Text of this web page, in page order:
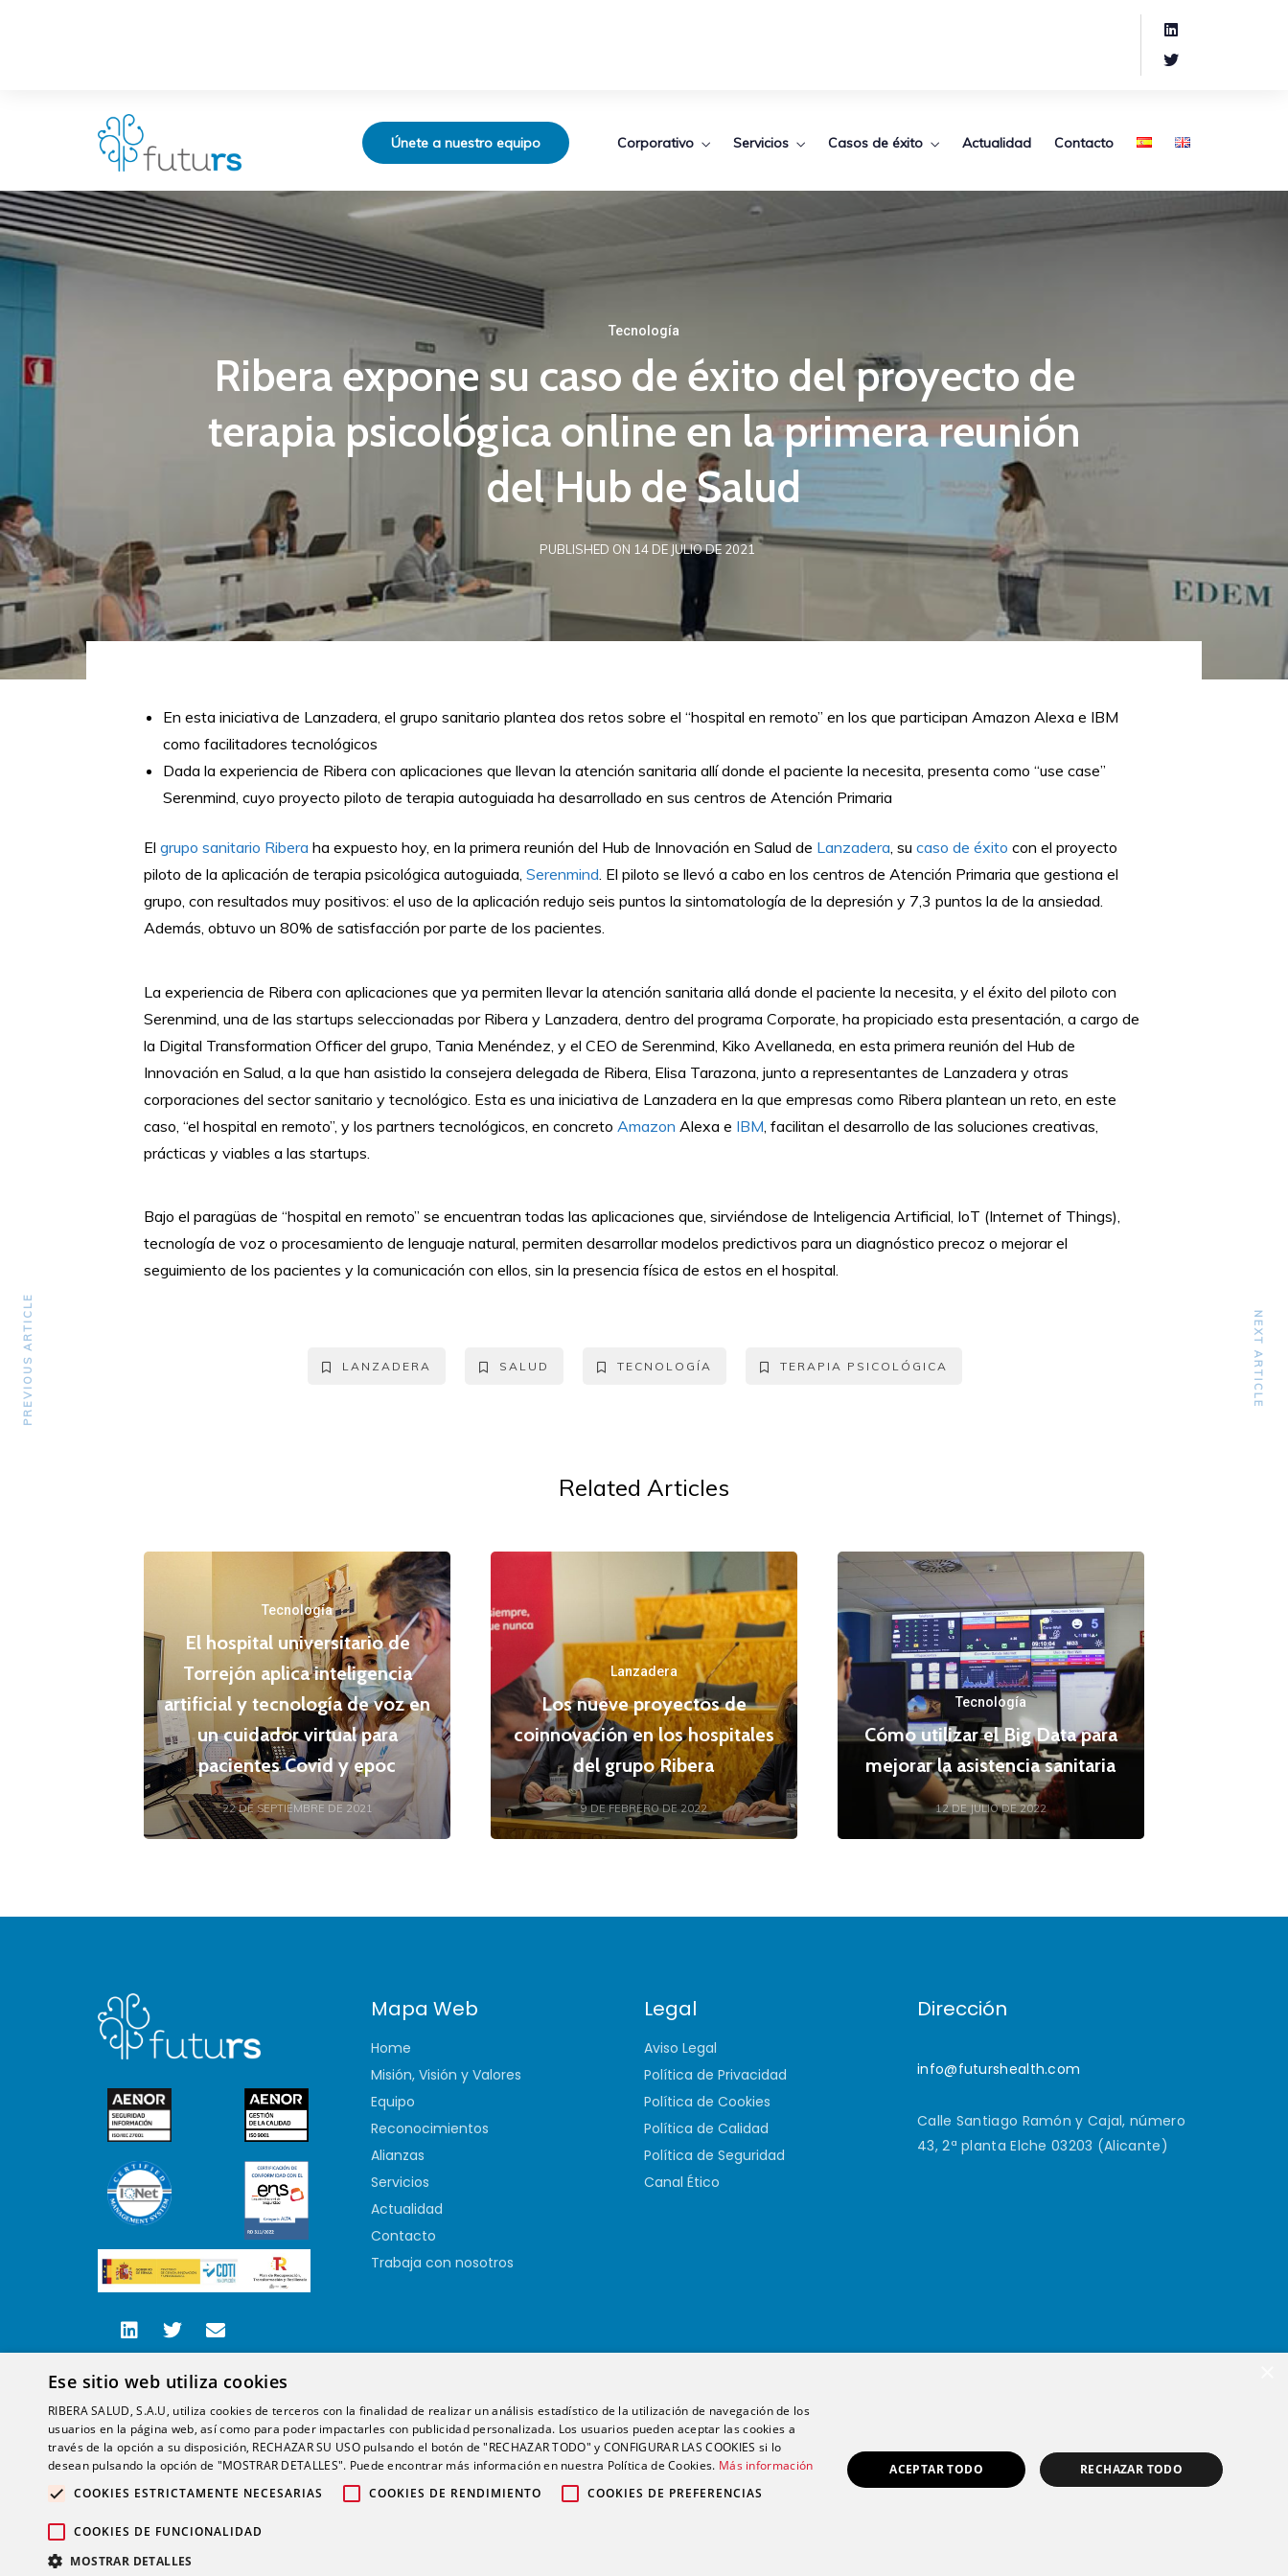
Únete a nuestro equipo Corporativo Servicios Casos de éxito Actualidad Contacto
Tecnología
Ribera expone su caso de éxito del proyecto de
terapia psicológica online en la primera reunión
del Hub de Salud
PUBLISHED ON 14 DE JULIO DE 2021
En esta iniciativa de Lanzadera, el grupo sanitario plantea dos retos sobre el “hospital en remoto” en los que participan Amazon Alexa e IBM
como facilitadores tecnológicos
Dada la experiencia de Ribera con aplicaciones que llevan la atención sanitaria allí donde el paciente la necesita, presenta como “use case”
Serenmind, cuyo proyecto piloto de terapia autoguiada ha desarrollado en sus centros de Atención Primaria
El grupo sanitario Ribera ha expuesto hoy, en la primera reunión del Hub de Innovación en Salud de Lanzadera, su caso de éxito con el proyecto
piloto de la aplicación de terapia psicológica autoguiada, Serenmind. El piloto se llevó a cabo en los centros de Atención Primaria que gestiona el
grupo, con resultados muy positivos: el uso de la aplicación redujo seis puntos la sintomatología de la depresión y 7,3 puntos la de la ansiedad.
Además, obtuvo un 80% de satisfacción por parte de los pacientes.
La experiencia de Ribera con aplicaciones que ya permiten llevar la atención sanitaria allá donde el paciente la necesita, y el éxito del piloto con
Serenmind, una de las startups seleccionadas por Ribera y Lanzadera, dentro del programa Corporate, ha propiciado esta presentación, a cargo de
la Digital Transformation Officer del grupo, Tania Menéndez, y el CEO de Serenmind, Kiko Avellaneda, en esta primera reunión del Hub de
Innovación en Salud, a la que han asistido la consejera delegada de Ribera, Elisa Tarazona, junto a representantes de Lanzadera y otras
corporaciones del sector sanitario y tecnológico. Esta es una iniciativa de Lanzadera en la que empresas como Ribera plantean un reto, en este
caso, “el hospital en remoto”, y los partners tecnológicos, en concreto Amazon Alexa e IBM , facilitan el desarrollo de las soluciones creativas,
prácticas y viables a las startups.
Bajo el paragüas de “hospital en remoto” se encuentran todas las aplicaciones que, sirviéndose de Inteligencia Artificial, IoT (Internet of Things),
tecnología de voz o procesamiento de lenguaje natural, permiten desarrollar modelos predictivos para un diagnóstico precoz o mejorar el
seguimiento de los pacientes y la comunicación con ellos, sin la presencia física de estos en el hospital.
LANZADERA SALUD TECNOLOGÍA TERAPIA PSICOLÓGICA
Related Articles
Tecnología
El hospital universitario de
Torrejón aplica inteligencia
artificial y tecnología de voz en
un cuidador virtual para
pacientes Covid y epoc
22 DE SEPTIEMBRE DE 2021
Lanzadera
Los nueve proyectos de
coinnovación en los hospitales
del grupo Ribera
9 DE FEBRERO DE 2022
Tecnología
Cómo utilizar el Big Data para
mejorar la asistencia sanitaria
12 DE JULIO DE 2022
PREVIOUS ARTICLE NEXT ARTICLE
Mapa Web
Home
Misión, Visión y Valores
Equipo
Reconocimientos
Alianzas
Servicios
Actualidad
Contacto
Trabaja con nosotros
Legal
Aviso Legal
Política de Privacidad
Política de Cookies
Política de Calidad
Política de Seguridad
Canal Ético
Dirección
info@futurshealth.com
Calle Santiago Ramón y Cajal, número
43, 2ª planta Elche 03203 (Alicante)
English
Español
Copyright 2026. Futurs Health. v 4.0.
Ese sitio web utiliza cookies
RIBERA SALUD, S.A.U, utiliza cookies de terceros con la finalidad de realizar un análisis estadístico de la utilización de navegación de los
usuarios en la página web, así como para poder impactarles con publicidad personalizada. Los usuarios pueden aceptar las cookies a
través de la opción a su disposición, RECHAZAR SU USO pulsando el botón de "RECHAZAR TODO" y CONFIGURAR LAS COOKIES si lo
desean pulsando la opción de "MOSTRAR DETALLES". Puede encontrar más información en nuestra Política de Cookies. Más información
COOKIES ESTRICTAMENTE NECESARIAS
COOKIES DE RENDIMIENTO COOKIES DE PREFERENCIAS
COOKIES DE FUNCIONALIDAD
MOSTRAR DETALLES
ACEPTAR TODO RECHAZAR TODO